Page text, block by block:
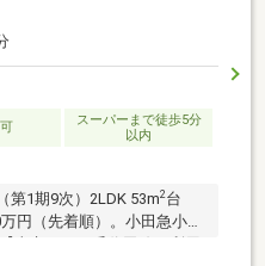
スーパーまで徒歩5分
以内
第1期9次）2LDK 53m2 台
円（先着順）。小田急小田
東京メトロ千代田線も利用